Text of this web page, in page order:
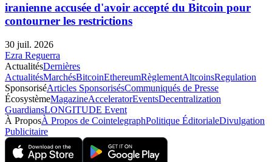
iranienne accusée d'avoir accepté du Bitcoin pour
contourner les restrictions
30 juil. 2026
Ezra Reguerra
ActualitésDernières
ActualitésMarchésBitcoinEthereumRèglementAltcoinsRegulation
SponsoriséArticles SponsorisésCommuniqués de Presse
ÉcosystèmeMagazineAcceleratorEventsDecentralization
GuardiansLONGITUDE Event
À ProposÀ Propos de CointelegraphPolitique ÉditorialeDivulgation
Publicitaire